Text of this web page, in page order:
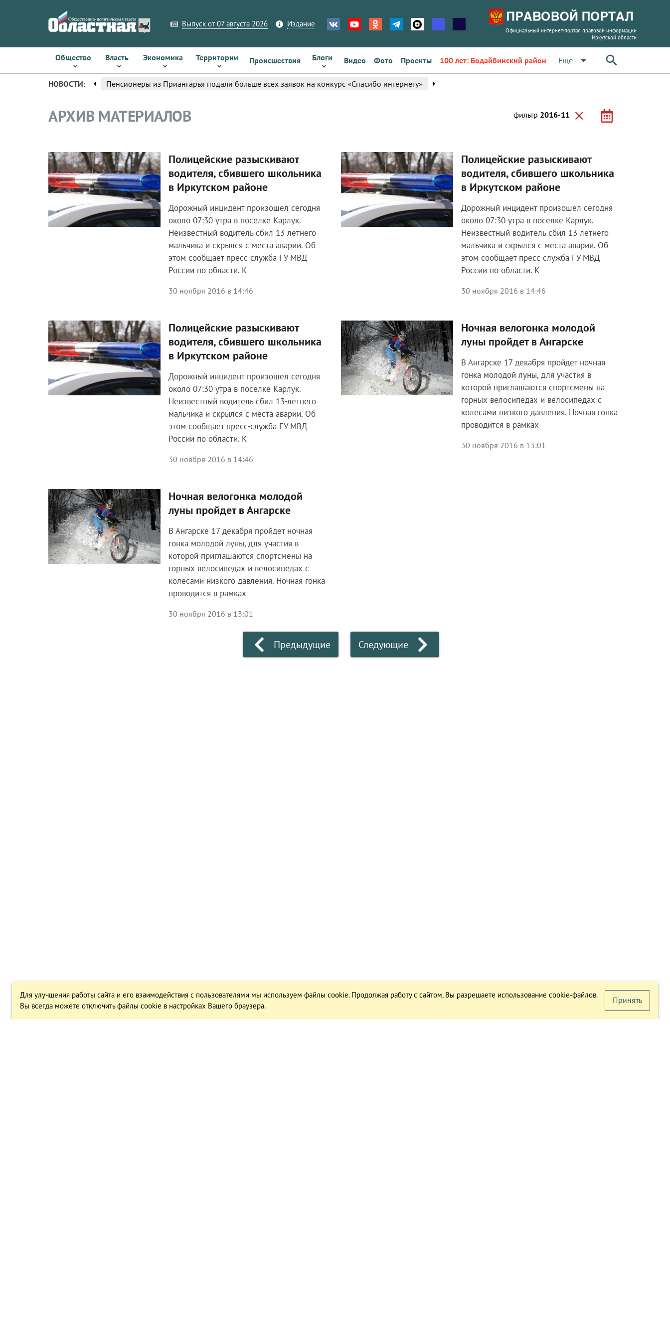
Выпуск от 07 августа 2026 Издание
Официальный интернет-портал правовой информации
Иркутской области
Общество Власть Экономика Территории Происшествия Блоги Видео Фото Проекты 100 лет: Бодайбинский район Еще arrow_drop_down
НОВОСТИ: arrow_left Пенсионеры из Приангарья подали больше всех заявок на конкурс «Спасибо интернету» arrow_right
АРХИВ МАТЕРИАЛОВ фильтр 2016-11 close
Происшествия
Полицейские разыскивают
водителя, сбившего школьника
в Иркутском районе
Дорожный инцидент произошел сегодня
около 07:30 утра в поселке Карлук.
Неизвестный водитель сбил 13-летнего
мальчика и скрылся с места аварии. Об
этом сообщает пресс-служба ГУ МВД
России по области. К
30 ноября 2016 в 14:46
Происшествия
Полицейские разыскивают
водителя, сбившего школьника
в Иркутском районе
Дорожный инцидент произошел сегодня
около 07:30 утра в поселке Карлук.
Неизвестный водитель сбил 13-летнего
мальчика и скрылся с места аварии. Об
этом сообщает пресс-служба ГУ МВД
России по области. К
30 ноября 2016 в 14:46
Происшествия
Полицейские разыскивают
водителя, сбившего школьника
в Иркутском районе
Дорожный инцидент произошел сегодня
около 07:30 утра в поселке Карлук.
Неизвестный водитель сбил 13-летнего
мальчика и скрылся с места аварии. Об
этом сообщает пресс-служба ГУ МВД
России по области. К
30 ноября 2016 в 14:46
Спорт
Ночная велогонка молодой
луны пройдет в Ангарске
В Ангарске 17 декабря пройдет ночная
гонка молодой луны, для участия в
которой приглашаются спортсмены на
горных велосипедах и велосипедах с
колесами низкого давления. Ночная гонка
проводится в рамках
30 ноября 2016 в 13:01
Спорт
Ночная велогонка молодой
луны пройдет в Ангарске
В Ангарске 17 декабря пройдет ночная
гонка молодой луны, для участия в
которой приглашаются спортсмены на
горных велосипедах и велосипедах с
колесами низкого давления. Ночная гонка
проводится в рамках
30 ноября 2016 в 13:01
Предыдущие Следующие
Для улучшения работы сайта и его взаимодействия с пользователями мы используем файлы cookie. Продолжая работу с сайтом, Вы разрешаете использование cookie-файлов.
Вы всегда можете отключить файлы cookie в настройках Вашего браузера.
Принять